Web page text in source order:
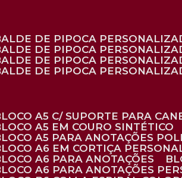
BALDE DE PIPOCA
BALDE DE PIPOCA
BALDE DE PIPOCA
BALDE DE PIPOCA
BLOCO A5 C/ SUPORTE PARA
BLOCO A5 EM COURO SINTÉTICO
BLOCO A5 PARA ANOTAÇÕES
BLOCO A6 EM CORTIÇA
BLOCO A6 PARA ANOTAÇÕES
BLOCO A6 PARA ANOTAÇÕES